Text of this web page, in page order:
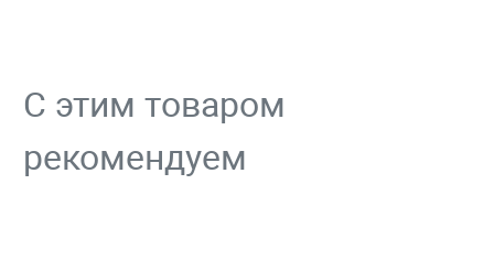
С этим товаром
рекомендуем